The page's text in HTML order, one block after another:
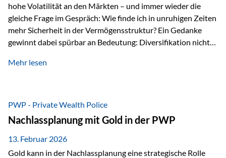
hohe Volatilität an den Märkten – und immer wieder die
gleiche Frage im Gespräch: Wie finde ich in unruhigen Zeiten
mehr Sicherheit in der Vermögensstruktur? Ein Gedanke
gewinnt dabei spürbar an Bedeutung: Diversifikation nicht
Wer Vermögen ausschließlich in einem Rechtsraum
Liechtenstein eine Rolle spielen: außerhalb der EU, ohne
Euro, mit einem eigenständigen Rechts- und Finanzplatz.
Und genau an dieser Stelle setzt der 3-Zellenschutz an –…
Mehr lesen
PWP - Private Wealth Police
Nachlassplanung mit Gold in der PWP
13. Februar 2026
Gold kann in der Nachlassplanung eine strategische Rolle